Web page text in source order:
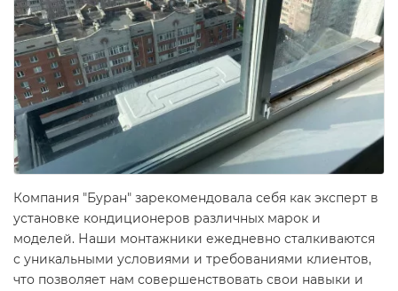
Компания "Буран" зарекомендовала себя как эксперт в
установке кондиционеров различных марок и
моделей. Наши монтажники ежедневно сталкиваются
с уникальными условиями и требованиями клиентов,
что позволяет нам совершенствовать свои навыки и